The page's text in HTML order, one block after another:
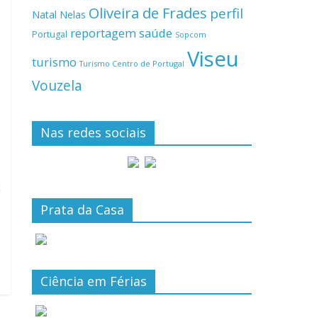
Natal Nelas Oliveira de Frades perfil
Portugal reportagemsaúde Sopcom
turismo Turismo Centro de Portugal Viseu
Vouzela
Nas redes sociais
Prata da Casa
Ciência em Férias